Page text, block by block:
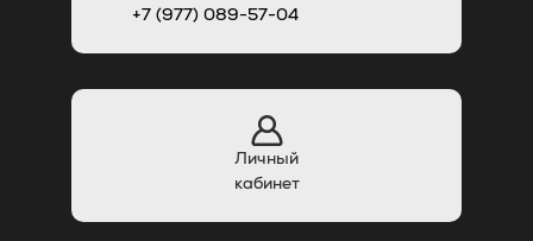
+7 (977) 089-57-04
Личный
кабинет